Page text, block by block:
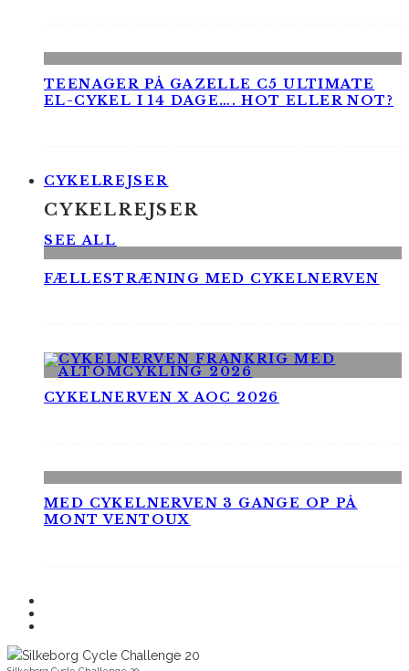
TEENAGER PÅ GAZELLE C5 ULTIMATE
EL-CYKEL I 14 DAGE…. HOT ELLER NOT?
CYKELREJSER
CYKELREJSER
SEE ALL
FÆLLESTRÆNING MED CYKELNERVEN
CYKELNERVEN X AOC 2026
MED CYKELNERVEN 3 GANGE OP PÅ
MONT VENTOUX